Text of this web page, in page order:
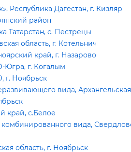
Республика Дагестан, г. Кизляр
район
Татарстан, с. Пестрецы
область, г. Котельнич
край, г. Назарово
Югра, г. Когалым
г. Ноябрьск
вида,
край, с.Белое
вида,
область, г. Ноябрьск